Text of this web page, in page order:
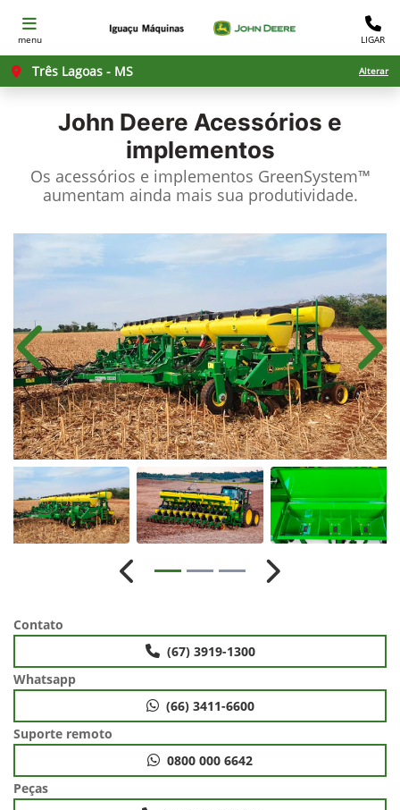
menu LIGAR
Três Lagoas - MS Alterar
John Deere Acessórios e
implementos
Os acessórios e implementos GreenSystem™
aumentam ainda mais sua produtividade.​
Anterior
Anterior Próximo
Contato
(67) 3919-1300
Whatsapp
(66) 3411-6600
Suporte remoto
0800 000 6642
Peças